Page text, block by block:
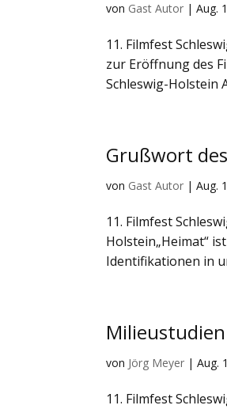
von Gast Autor |Aug.
11. Filmfest
zur Eröffnung des
Schleswig-Holstein
Grußwort
von Gast Autor |Aug.
11. Filmfest
Holstein„Heimat“
Identifikationen in
von Jörg Meyer |Aug.
11. Filmfest